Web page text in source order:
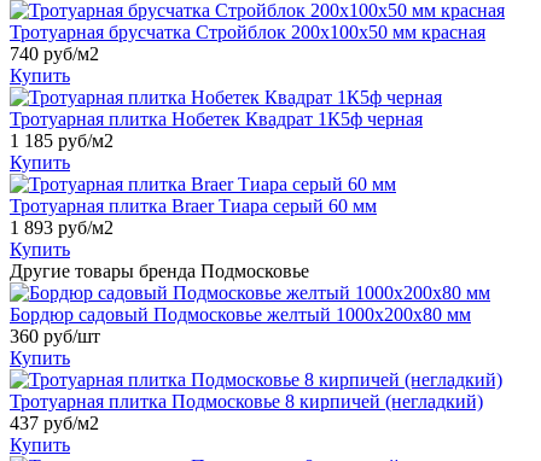
Тротуарная брусчатка Стройблок 200х100х50 мм красная
740 руб/м2
Купить
Тротуарная плитка Нобетек Квадрат 1К5ф черная
1 185 руб/м2
Купить
Тротуарная плитка Braer Тиара серый 60 мм
1 893 руб/м2
Купить
Другие товары бренда Подмосковье
Бордюр садовый Подмосковье желтый 1000x200x80 мм
360 руб/шт
Купить
Тротуарная плитка Подмосковье 8 кирпичей (негладкий)
437 руб/м2
Купить